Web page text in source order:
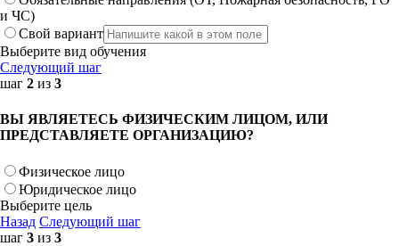
и ЧС)
Свой вариант
Выберите вид обучения
Следующий шаг
шаг 2 из 3
ВЫ ЯВЛЯЕТЕСЬ ФИЗИЧЕСКИМ ЛИЦОМ, ИЛИ
ПРЕДСТАВЛЯЕТЕ ОРГАНИЗАЦИЮ?
Физическое лицо
Юридическое лицо
Выберите цель
Назад Следующий шаг
шаг 3 из 3